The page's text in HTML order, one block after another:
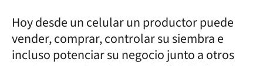
Hoy desde un celular un productor puede
vender, comprar, controlar su siembra e
incluso potenciar su negocio junto a otros